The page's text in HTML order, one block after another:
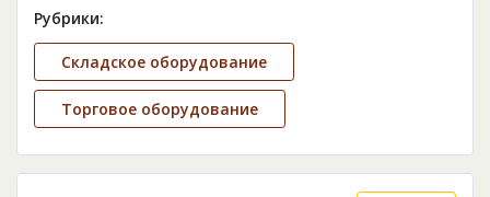
Рубрики:
Складское оборудование
Торговое оборудование